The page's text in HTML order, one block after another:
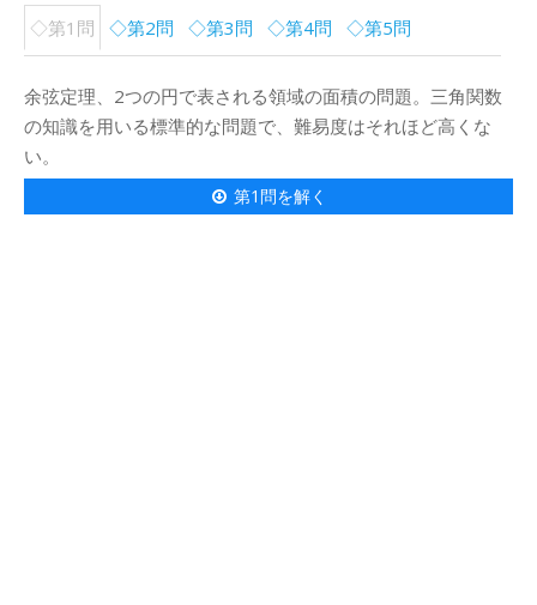
◇第1問 ◇第2問 ◇第3問 ◇第4問 ◇第5問
余弦定理、2つの円で表される領域の面積の問題。三角関数
の知識を用いる標準的な問題で、難易度はそれほど高くな
い。
第1問を解く